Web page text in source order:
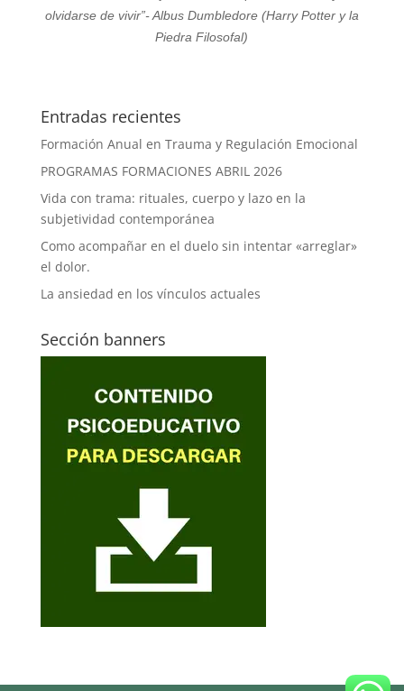
olvidarse de vivir”- Albus Dumbledore (Harry Potter y la
Piedra Filosofal)
Entradas recientes
Formación Anual en Trauma y Regulación Emocional
PROGRAMAS FORMACIONES ABRIL 2026
Vida con trama: rituales, cuerpo y lazo en la
subjetividad contemporánea
Como acompañar en el duelo sin intentar «arreglar»
el dolor.
La ansiedad en los vínculos actuales
Sección banners